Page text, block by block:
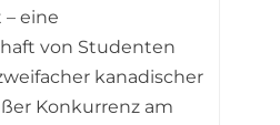
eine
von Studenten
kanadischer
Konkurrenz am